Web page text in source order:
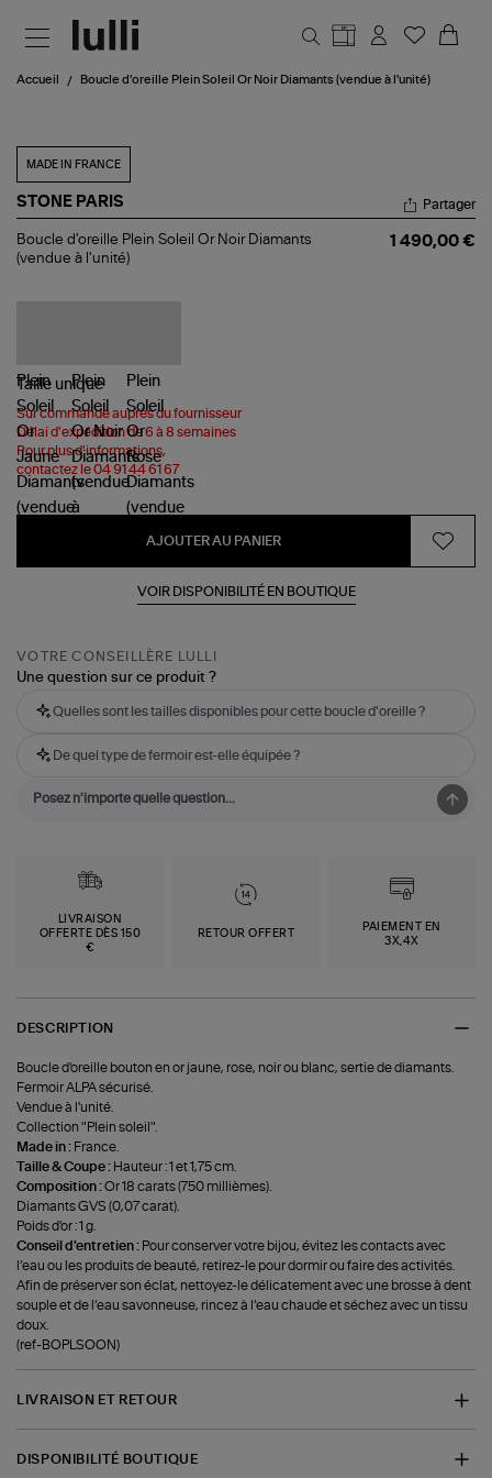
Accueil Boucle d'oreille Plein Soleil Or Noir Diamants (vendue à l'unité)
MADE IN FRANCE
STONE PARIS
Boucle
d'oreille
à
l'unité)
Partager
Boucle d'oreille Plein Soleil Or Noir Diamants
(vendue à l'unité)
1 490,00 €
Taille unique
Sur commande auprès du fournisseur
Délai d'expédition de 6 à 8 semaines
Pour plus d'informations,
contactez le 04 91 44 61 67
AJOUTER AU PANIER
VOIR DISPONIBILITÉ EN BOUTIQUE
VOTRE CONSEILLÈRE LULLI
Une question sur ce produit ?
Quelles sont les tailles disponibles pour cette boucle d'oreille ?
De quel type de fermoir est-elle équipée ?
LIVRAISON
OFFERTE DÈS 150
€
RETOUR OFFERT
PAIEMENT EN
3X,4X
DESCRIPTION
Boucle d'oreille bouton en or jaune, rose, noir ou blanc, sertie de diamants.
Fermoir ALPA sécurisé.
Vendue à l'unité.
Collection "Plein soleil".
Made in : France.
Taille & Coupe : Hauteur : 1 et 1,75 cm.
Composition :Or 18 carats (750 millièmes).
Diamants GVS (0,07 carat).
Poids d'or : 1 g.
Conseil d'entretien : Pour conserver votre bijou, évitez les contacts avec
l’eau ou les produits de beauté, retirez-le pour dormir ou faire des activités.
Afin de préserver son éclat, nettoyez-le délicatement avec une brosse à dent
souple et de l’eau savonneuse, rincez à l’eau chaude et séchez avec un tissu
doux.
(ref-BOPLSOON)
LIVRAISON ET RETOUR
DISPONIBILITÉ BOUTIQUE